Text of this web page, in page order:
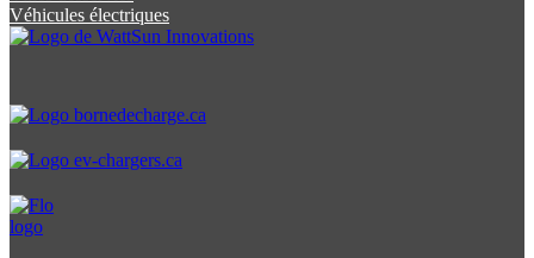
Véhicules électriques